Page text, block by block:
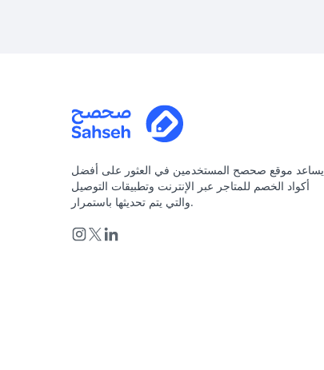
يساعد موقع صحصح المستخدمين في العثور على أفضل
أكواد الخصم للمتاجر عبر الإنترنت وتطبيقات التوصيل
والتي يتم تحديثها باستمرار.